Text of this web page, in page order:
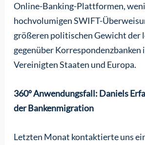
Online-Banking-Plattformen,
hochvolumigen SWIFT-
größeren politischen Gewicht der
gegenüber Korrespondenzbanken
Vereinigten Staaten und Europa.
360º Anwendungsfall: Daniels
der Bankenmigration
Letzten Monat kontaktierte uns